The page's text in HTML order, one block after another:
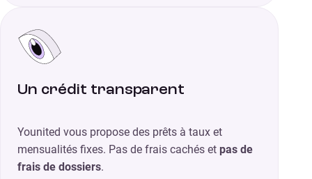
Un crédit transparent
Younited vous propose des prêts à taux et
mensualités fixes. Pas de frais cachés et pas de
frais de dossiers.